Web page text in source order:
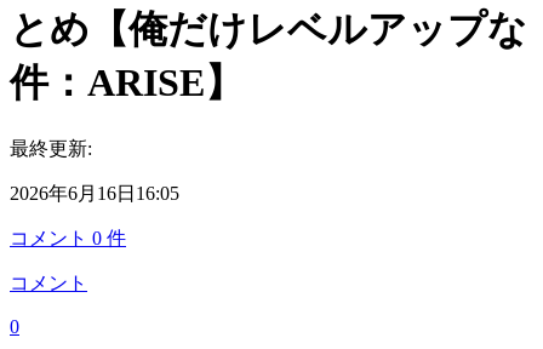
とめ【俺だけレベルアップな
件：ARISE】
最終更新:
2026年6月16日16:05
コメント 0 件
コメント
0